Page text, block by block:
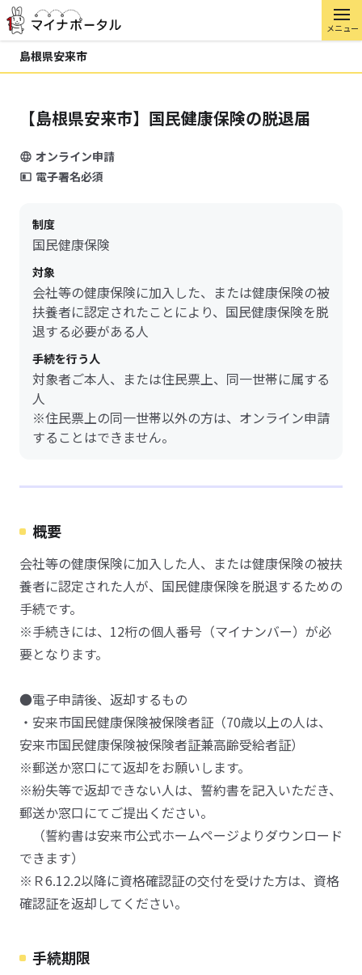
メニュー
島根県安来市
【島根県安来市】国民健康保険の脱退届
オンライン申請
電子署名必須
制度
国民健康保険
対象
会社等の健康保険に加入した、または健康保険の被
扶養者に認定されたことにより、国民健康保険を脱
退する必要がある人
手続を行う人
対象者ご本人、または住民票上、同一世帯に属する
人
※住民票上の同一世帯以外の方は、オンライン申請
することはできません。
概要
会社等の健康保険に加入した人、または健康保険の被扶
養者に認定された人が、国民健康保険を脱退するための
手続です。
※手続きには、12桁の個人番号（マイナンバー）が必
要となります。
●電子申請後、返却するもの
・安来市国民健康保険被保険者証（70歳以上の人は、
安来市国民健康保険被保険者証兼高齢受給者証）
※郵送か窓口にて返却をお願いします。
※紛失等で返却できない人は、誓約書を記入いただき、
郵送か窓口にてご提出ください。
（誓約書は安来市公式ホームページよりダウンロード
できます）
※Ｒ6.12.2以降に資格確認証の交付を受けた方は、資格
確認証を返却してください。
手続期限